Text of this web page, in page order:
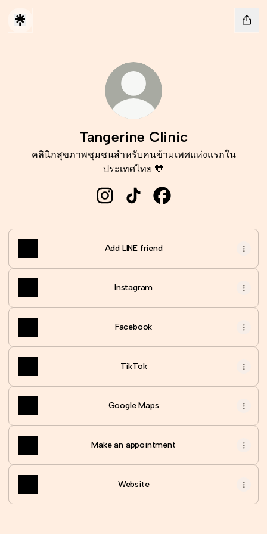
Tangerine Clinic
คลินิกสุขภาพชุมชนสำหรับคนข้ามเพศแห่งแรกใน
ประเทศไทย 🧡
Add LINE friend
Instagram
Facebook
TikTok
Google Maps
Make an appointment
Website